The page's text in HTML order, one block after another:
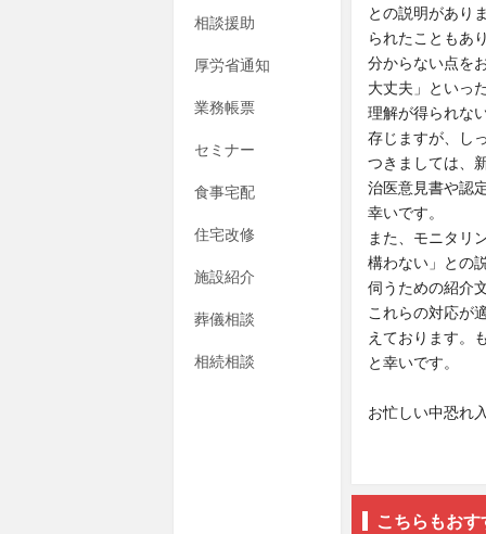
相談援助
厚労省通知
業務帳票
セミナー
食事宅配
住宅改修
施設紹介
葬儀相談
相続相談
との説明があり
られたこともあ
分からない点を
大丈夫」といっ
理解が得られな
存じますが、し
つきましては、
治医意見書や認
幸いです。
また、モニタリ
構わない」との
伺うための紹介
これらの対応が
えております。
と幸いです。
お忙しい中恐れ
こちらもおす